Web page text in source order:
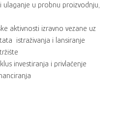
ulaganje u probnu proizvodnju,
aktivnosti izravno vezane uz
istraživanja i lansiranje
investiranja i privlačenje